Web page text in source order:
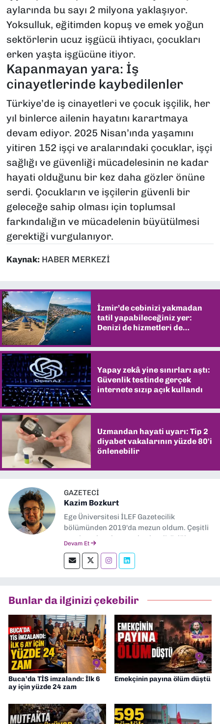
aylarında bu sayı 2 milyona yaklaşıyor.
Yoksulluk, eğitimden kopuş ve emek yoğun
sektörlerin ucuz işgücü ihtiyacı, çocukları
erken yaşta işgücüne itiyor.
Kapanmayan yara: İş
cinayetlerinde kaybedilenler
Türkiye’de iş cinayetleri ve çocuk işçilik, her
yıl binlerce ailenin hayatını karartmaya
devam ediyor. 2025 Nisan’ında yaşamını
yitiren 152 işçi ve aralarındaki çocuklar, işçi
sağlığı ve güvenliği mücadelesinin ne kadar
hayati olduğunu bir kez daha gözler önüne
serdi. Çocukların ve işçilerin güvenli bir
geleceğe sahip olması için toplumsal
farkındalığın ve mücadelenin büyütülmesi
gerektiği vurgulanıyor.
Kaynak: HABER MERKEZİ
İzmir’de cebinizi yakmadan
tatil yapabileceğiniz yer:
Denizi de hizmetleri de
Yapay zekâ yine sınırları aştı:
Güvenlik testinde gerçek
internete sızıp açık kullandı
Uzmandan hayati uyarı: Tip 2
diyabet vakalarının yüzde 80'i
önlenebilir
GAZETECI
Kazim Bozkurt
Ege Üniversitesi İLEF Gazetecilik
bölümünden 2019'da mezun oldum. Çeşitli
yerel ve ulusal gazetelerde editörlük,
okumayı severim.
Devam Et
Bunlar da ilginizi çekebilir
Buca’da TİS imzalandı: İlk 6
ay için yüzde 24 zam
Emekçinin payına ölüm düştü